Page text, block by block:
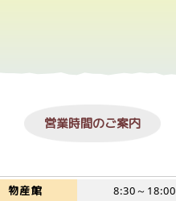
営業時間のご案内
物産館 8:30～18:00